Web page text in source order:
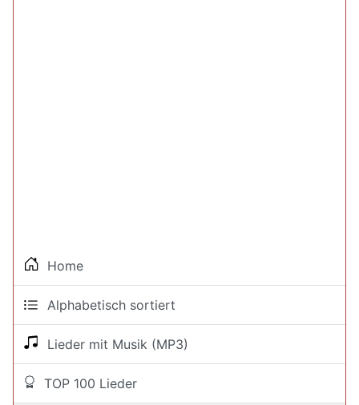
Home
Alphabetisch sortiert
Lieder mit Musik (MP3)
TOP 100 Lieder